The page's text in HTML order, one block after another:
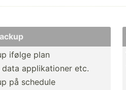
ifølge plan
data applik­ationer etc.
på schedule